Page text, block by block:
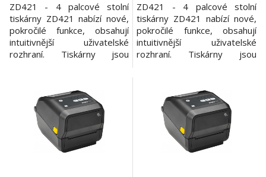
ZD421 - 4 palcové stolní
tiskárny ZD421 nabízí nové,
pokročilé funkce, obsahují
intuitivnější uživatelské
rozhraní. Tiskárny jsou
intuitivní technologii se
každodenní operace stávají
ještě jednodušší. ZD421 jsou
o 30% více výkonnější, než
ZD420 a o vice než 700%
více, než GK série
ZD421 - 4 palcové stolní
tiskárny ZD421 nabízí nové,
pokročilé funkce, obsahují
intuitivnější uživatelské
rozhraní. Tiskárny jsou
intuitivní technologii se
každodenní operace stávají
ještě jednodušší. ZD421 jsou
o 30% více výkonnější, než
ZD420 a o vice než 700%
více, než GK série